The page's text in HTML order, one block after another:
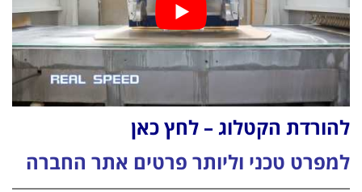
להורדת הקטלוג – לחץ כאן
למפרט טכני וליותר פרטים אתר החברה